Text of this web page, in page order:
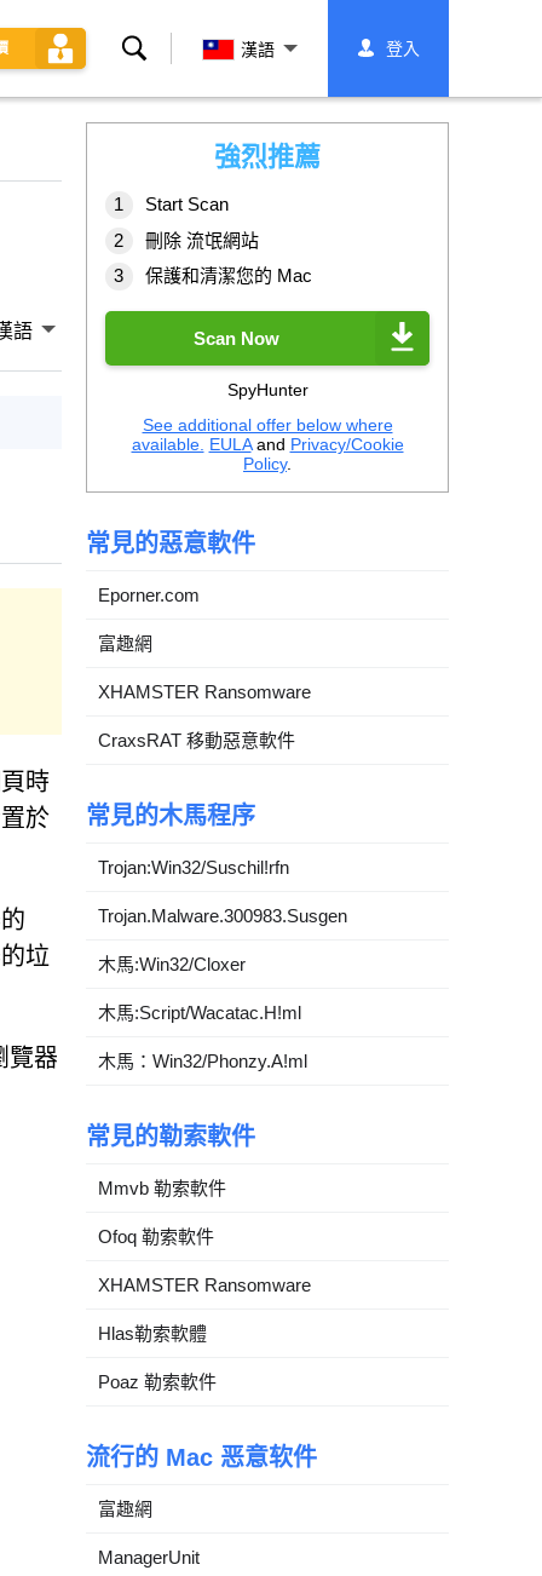
搜
漢語 登入
語
時
於
垃
覽器
強烈推薦
Start Scan
刪除 流氓網站
保護和清潔您的 Mac
Scan Now
SpyHunter
See additional offer below where
available. EULAand Privacy/Cookie
Policy.
常見的惡意軟件
Eporner.com
富趣網
XHAMSTER Ransomware
CraxsRAT 移動惡意軟件
常見的木馬程序
Trojan:Win32/Suschil!rfn
Trojan.Malware.300983.Susgen
木馬:Win32/Cloxer
木馬:Script/Wacatac.H!ml
木馬：Win32/Phonzy.A!ml
常見的勒索軟件
Mmvb 勒索軟件
Ofoq 勒索軟件
XHAMSTER Ransomware
Hlas勒索軟體
Poaz 勒索軟件
流行的 Mac 恶意软件
富趣網
ManagerUnit